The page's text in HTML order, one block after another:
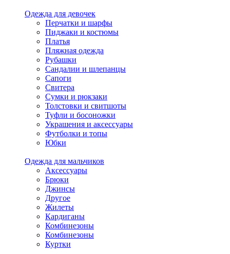
Одежда для девочек
Перчатки и шарфы
Пиджаки и костюмы
Платья
Пляжная одежда
Рубашки
Сандалии и шлепанцы
Сапоги
Свитера
Сумки и рюкзаки
Толстовки и свитшоты
Туфли и босоножки
Украшения и аксессуары
Футболки и топы
Юбки
Одежда для мальчиков
Аксессуары
Брюки
Джинсы
Другое
Жилеты
Кардиганы
Комбинезоны
Комбинезоны
Куртки